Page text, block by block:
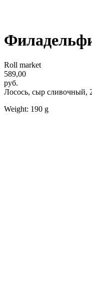
Roll market
589,00
руб.
Лосось, сыр сливочный,
Weight: 190 g